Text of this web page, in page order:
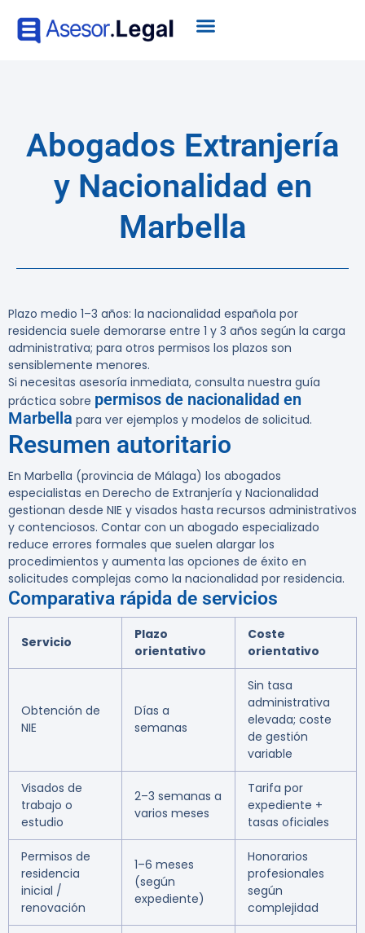
Abogados Extranjería
y Nacionalidad en
Marbella
Plazo medio 1–3 años: la nacionalidad española por
residencia suele demorarse entre 1 y 3 años según la carga
administrativa; para otros permisos los plazos son
sensiblemente menores.
Si necesitas asesoría inmediata, consulta nuestra guía
práctica sobre permisos de nacionalidad en
Marbella para ver ejemplos y modelos de solicitud.
Resumen autoritario
En Marbella (provincia de Málaga) los abogados
especialistas en Derecho de Extranjería y Nacionalidad
gestionan desde NIE y visados hasta recursos administrativos
y contenciosos. Contar con un abogado especializado
reduce errores formales que suelen alargar los
procedimientos y aumenta las opciones de éxito en
solicitudes complejas como la nacionalidad por residencia.
Comparativa rápida de servicios
Servicio
Plazo
orientativo
Coste
orientativo
Obtención de
NIE
Días a
semanas
Sin tasa
administrativa
elevada; coste
de gestión
variable
Visados de
trabajo o
estudio
2–3 semanas a
varios meses
Tarifa por
expediente +
tasas oficiales
Permisos de
residencia
inicial /
renovación
1–6 meses
(según
expediente)
Honorarios
profesionales
según
complejidad